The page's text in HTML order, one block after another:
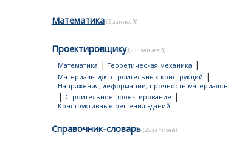
Математика (5 записей)
Проектировщику (233 записей)
Математика |Теоретическая механика |
Материалы для строительных конструкций |
Напряжения, деформации, прочность материалов
| Строительное проектирование |
Конструктивные решения зданий
Справочник-словарь (28 записей)